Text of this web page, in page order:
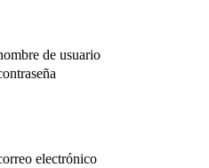
de usuario
electrónico